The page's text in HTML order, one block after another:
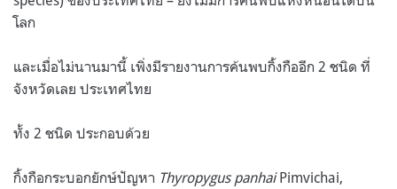
โลก
และเมื่อไม่นานมานี้ เพิ่งมีรายงานการค้นพบกิ้งกืออีก 2 ชนิด ที่
จังหวัดเลย ประเทศไทย
ทั้ง 2 ชนิด ประกอบด้วย
กิ้งกือกระบอกยักษ์ปัญหา Thyropygus panhaiPimvichai,